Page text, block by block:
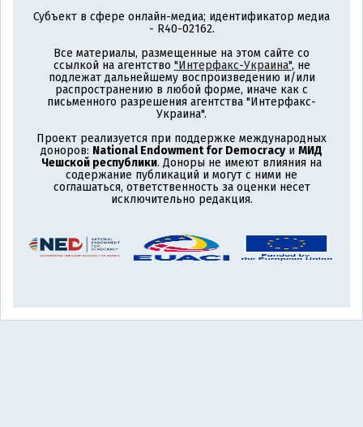
Субъект в сфере онлайн-медиа; идентификатор медиа
- R40-02162.
Все материалы, размещенные на этом сайте со
ссылкой на агентство "Интерфакс-Украина", не
подлежат дальнейшему воспроизведению и/или
распространению в любой форме, иначе как с
письменного разрешения агентства "Интерфакс-
Украина".
Проект реализуется при поддержке международных
доноров: National Endowment for Democracyи МИД
Чешской республики. Доноры не имеют влияния на
содержание публикаций и могут с ними не
соглашаться, ответственность за оценки несет
исключительно редакция.